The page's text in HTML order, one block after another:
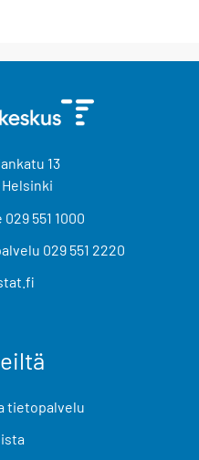
13
Helsinki
029 551 1000
029 551 2220
tietopalvelu